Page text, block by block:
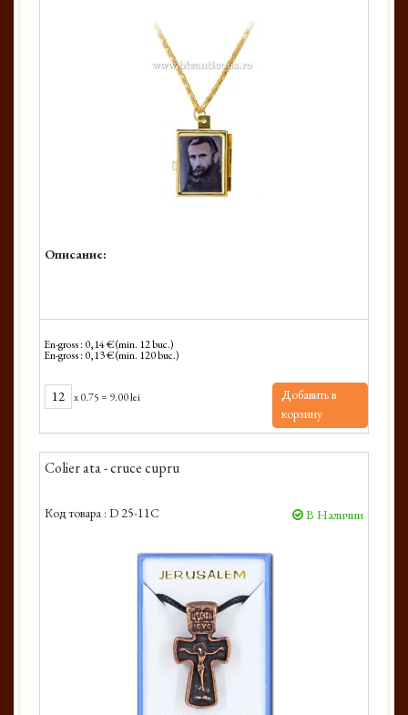
Описание:
En-gross : 0,14 € (min. 12 buc.)
En-gross : 0,13 € (min. 120 buc.)
x0.75= 9.00 lei
Добавить в
корзину
Colier ata - cruce cupru
Код товара : D 25-11C В Наличии